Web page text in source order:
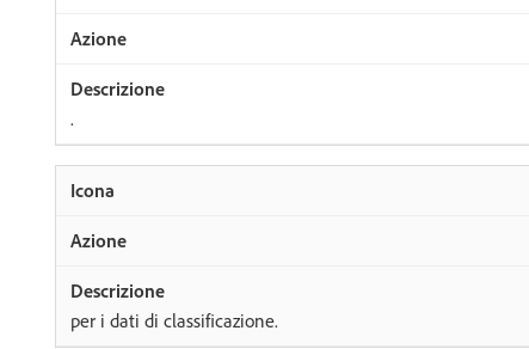
.
per i dati di classificazione.